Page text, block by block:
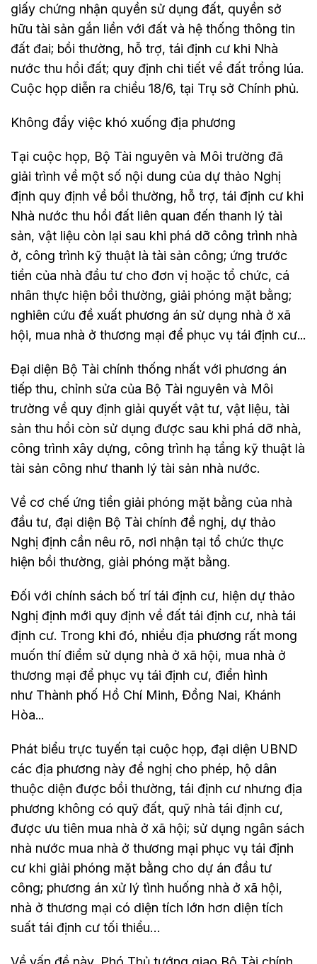
giấy chứng nhận quyền sử dụng đất, quyền sở
hữu tài sản gắn liền với đất và hệ thống thông tin
đất đai; bồi thường, hỗ trợ, tái định cư khi Nhà
nước thu hồi đất; quy định chi tiết về đất trồng lúa.
Cuộc họp diễn ra chiều 18/6, tại Trụ sở Chính phủ.
Không đẩy việc khó xuống địa phương
Tại cuộc họp, Bộ Tài nguyên và Môi trường đã
giải trình về một số nội dung của dự thảo Nghị
định quy định về bồi thường, hỗ trợ, tái định cư khi
Nhà nước thu hồi đất liên quan đến thanh lý tài
sản, vật liệu còn lại sau khi phá dỡ công trình nhà
ở, công trình kỹ thuật là tài sản công; ứng trước
tiền của nhà đầu tư cho đơn vị hoặc tổ chức, cá
nhân thực hiện bồi thường, giải phóng mặt bằng;
nghiên cứu đề xuất phương án sử dụng nhà ở xã
hội, mua nhà ở thương mại để phục vụ tái định cư...
Đại diện Bộ Tài chính thống nhất với phương án
tiếp thu, chỉnh sửa của Bộ Tài nguyên và Môi
trường về quy định giải quyết vật tư, vật liệu, tài
sản thu hồi còn sử dụng được sau khi phá dỡ nhà,
công trình xây dựng, công trình hạ tầng kỹ thuật là
tài sản công như thanh lý tài sản nhà nước.
Về cơ chế ứng tiền giải phóng mặt bằng của nhà
đầu tư, đại diện Bộ Tài chính đề nghị, dự thảo
Nghị định cần nêu rõ, nơi nhận tại tổ chức thực
hiện bồi thường, giải phóng mặt bằng.
Đối với chính sách bố trí tái định cư, hiện dự thảo
Nghị định mới quy định về đất tái định cư, nhà tái
định cư. Trong khi đó, nhiều địa phương rất mong
muốn thí điểm sử dụng nhà ở xã hội, mua nhà ở
thương mại để phục vụ tái định cư, điển hình
như Thành phố Hồ Chí Minh, Đồng Nai, Khánh
Hòa...
Phát biểu trực tuyến tại cuộc họp, đại diện UBND
các địa phương này đề nghị cho phép, hộ dân
thuộc diện được bồi thường, tái định cư nhưng địa
phương không có quỹ đất, quỹ nhà tái định cư,
được ưu tiên mua nhà ở xã hội; sử dụng ngân sách
nhà nước mua nhà ở thương mại phục vụ tái định
cư khi giải phóng mặt bằng cho dự án đầu tư
công; phương án xử lý tình huống nhà ở xã hội,
nhà ở thương mại có diện tích lớn hơn diện tích
suất tái định cư tối thiểu…